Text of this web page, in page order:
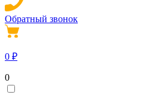
Обратный звонок
0 ₽
0